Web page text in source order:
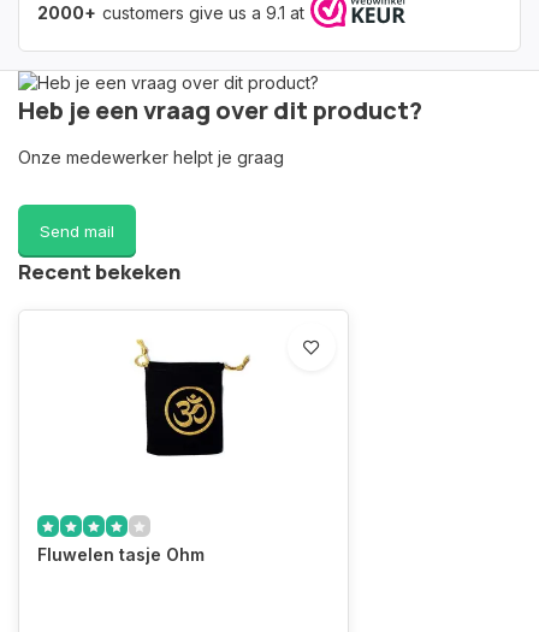
2000+ customers give us a 9.1 at
Heb je een vraag over dit product?
Onze medewerker helpt je graag
Send mail
Recent bekeken
Fluwelen tasje Ohm